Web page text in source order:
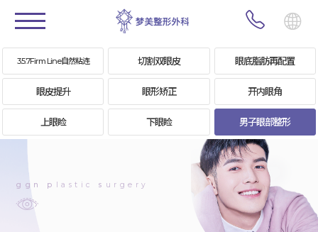
3.5.7Firm Line自然粘连 切割双眼皮 眼底脂肪再配置
眼皮提升 眼形矫正 开内眼角
上眼睑 下眼睑 男子眼部整形
ggn p lastic s urgery